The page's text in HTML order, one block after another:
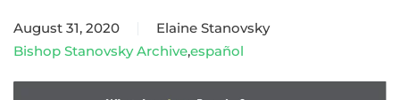
August 31, 2020
Elaine Stanovsky
Bishop Stanovsky Archive,español